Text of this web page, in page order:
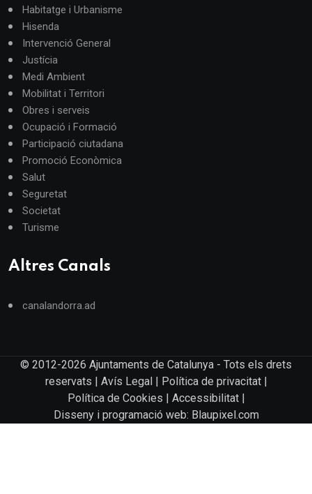
Habitatge i Urbanisme
Hisenda
Intervenció General
Justícia
Medi Ambient
Mobilitat i Territori
Obres i serveis
Ocupació i Formació
Participació ciutadana
Promoció Econòmica
Salut
Seguretat
Societat
Turisme
Altres Canals
canalandorra.ad
© 2012-2026 Ajuntaments de Catalunya - Tots els drets
reservats | Avís Legal| Política de privacitat|
Política de Cookies | Accessibilitat|
Disseny i programació web: Blaupixel.com